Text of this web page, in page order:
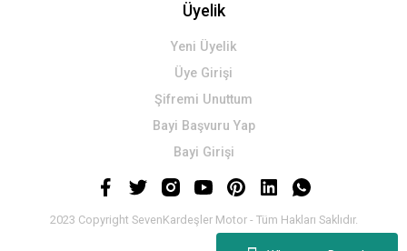
Üyelik
Yeni Üyelik
Üye Girişi
Şifremi Unuttum
Bayi Başvuru Yap
Bayi Girişi
2023 Copyright SevenKardeşler Motor - Tüm Hakları Saklıdır.